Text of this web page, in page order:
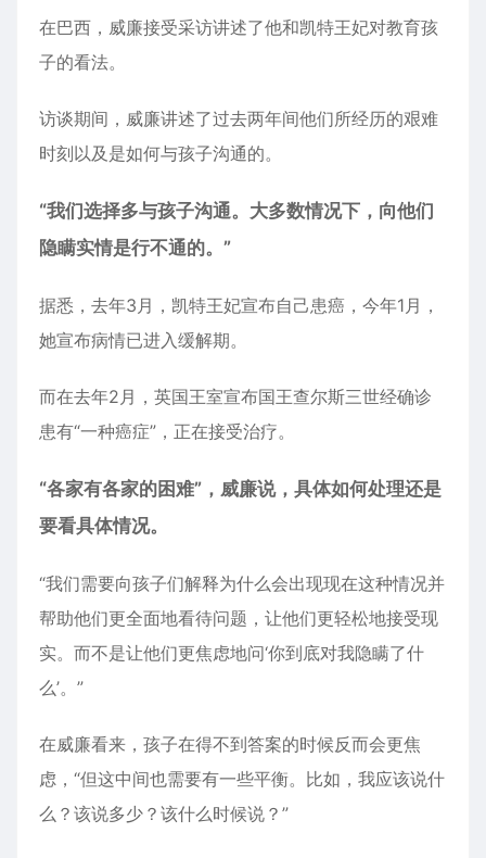
在巴西，威廉接受采访讲述了他和凯特王妃对教育孩
子的看法。
访谈期间，威廉讲述了过去两年间他们所经历的艰难
时刻以及是如何与孩子沟通的。
“我们选择多与孩子沟通。大多数情况下，向他们
隐瞒实情是行不通的。”
据悉，去年3月，凯特王妃宣布自己患癌，今年1月，
她宣布病情已进入缓解期。
而在去年2月，英国王室宣布国王查尔斯三世经确诊
患有“一种癌症”，正在接受治疗。
“各家有各家的困难”，威廉说，具体如何处理还是
要看具体情况。
“我们需要向孩子们解释为什么会出现现在这种情况并
帮助他们更全面地看待问题，让他们更轻松地接受现
实。而不是让他们更焦虑地问‘你到底对我隐瞒了什
么’。”
在威廉看来，孩子在得不到答案的时候反而会更焦
虑，“但这中间也需要有一些平衡。比如，我应该说什
么？该说多少？该什么时候说？”